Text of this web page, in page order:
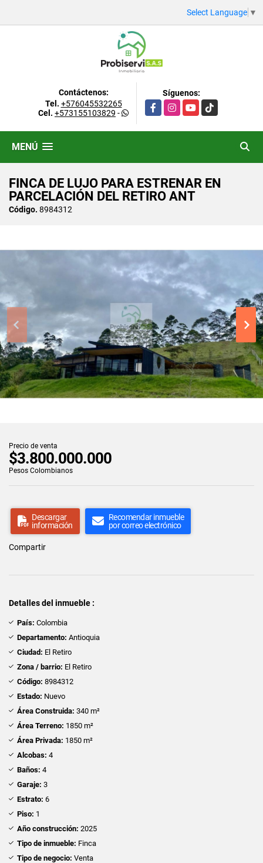
Select Language ▼
Contáctenos:
Tel. +576045532265
Cel. +573155103829 -
Síguenos:
FacebookInstagramYouTubeTikTok
MENÚ
FINCA DE LUJO PARA ESTRENAR EN
PARCELACIÓN DEL RETIRO ANT
Código. 8984312
Precio de venta
$3.800.000.000
Pesos Colombianos
Descargar
información
Recomendar inmueble
por correo electrónico
Compartir
Detalles del inmueble :
País: Colombia
Departamento: Antioquia
Ciudad: El Retiro
Zona / barrio: El Retiro
Código: 8984312
Estado: Nuevo
Área Construida: 340 m²
Área Terreno: 1850 m²
Área Privada: 1850 m²
Alcobas: 4
Baños: 4
Garaje: 3
Estrato: 6
Piso: 1
Año construcción: 2025
Tipo de inmueble: Finca
Tipo de negocio: Venta